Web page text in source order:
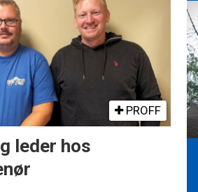
PROFF
leder hos